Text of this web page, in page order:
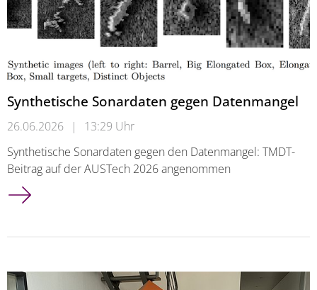
Synthetische Sonardaten gegen Datenmangel
26.06.2026 |
13:29 Uhr
Synthetische Sonardaten gegen den Datenmangel: TMDT-
Beitrag auf der AUSTech 2026 angenommen
Synthetische Sonardaten gegen Datenmangel